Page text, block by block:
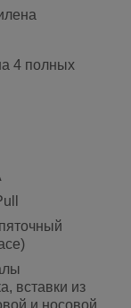
4 полных
вставки из
и носовой